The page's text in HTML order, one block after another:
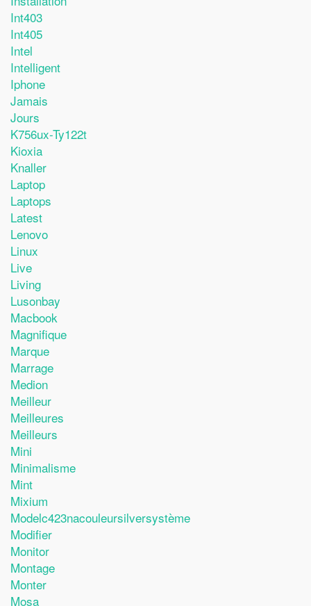
Int403
Int405
Intel
Intelligent
Iphone
Jamais
Jours
K756ux-Ty122t
Kioxia
Knaller
Laptop
Laptops
Latest
Lenovo
Linux
Live
Living
Lusonbay
Macbook
Magnifique
Marque
Marrage
Medion
Meilleur
Meilleures
Meilleurs
Mini
Minimalisme
Mint
Mixium
Modelc423nacouleursilversystème
Modifier
Monitor
Montage
Monter
Mosa